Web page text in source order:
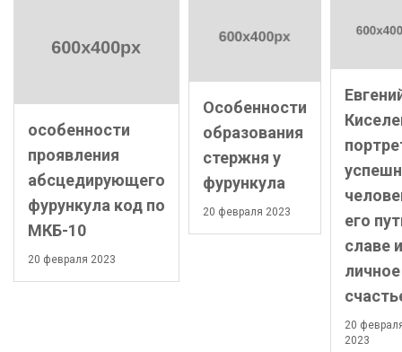
особенности
проявления
абсцедирующего
фурункула код по
МКБ-10
20 февраля 2023
Особенности
образования
стержня у
фурункула
20 февраля 2023
его
славе и
личное
20
2023